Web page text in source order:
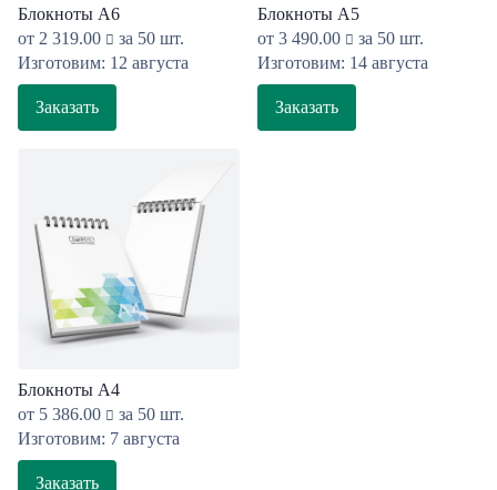
Блокноты А6
от 2 319.00
за 50 шт.
Изготовим: 12 августа
Заказать
Блокноты А5
от 3 490.00
за 50 шт.
Изготовим: 14 августа
Заказать
Блокноты А4
от 5 386.00
за 50 шт.
Изготовим: 7 августа
Заказать